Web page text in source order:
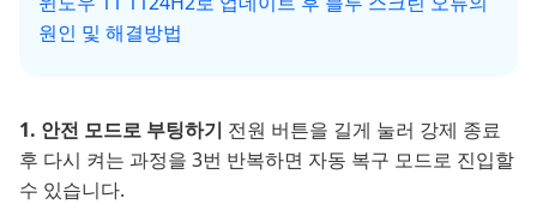
원인 및 해결방법
1. 안전 모드로 부팅하기 전원 버튼을 길게 눌러 강제 종료
후 다시 켜는 과정을 3번 반복하면 자동 복구 모드로 진입할
수 있습니다.